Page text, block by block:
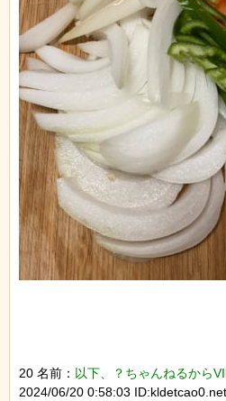
20 名前： 以下、？ちゃんねるから
2024/06/20 0:58:03 ID:kldetcao0.net